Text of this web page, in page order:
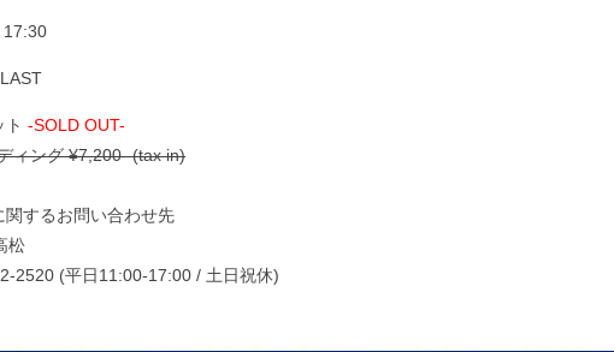
17:30
ト -SOLD OUT-
ィング ¥7,200- (tax in)
関するお問い合わせ先
松
2520 (平日11:00-17:00 / 土日祝休)